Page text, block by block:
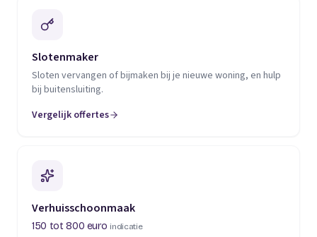
Slotenmaker
Sloten vervangen of bijmaken bij je nieuwe woning, en hulp
bij buitensluiting.
Vergelijk offertes
(opent in een nieuw tabblad)
Verhuisschoonmaak
150 tot 800 euro indicatie